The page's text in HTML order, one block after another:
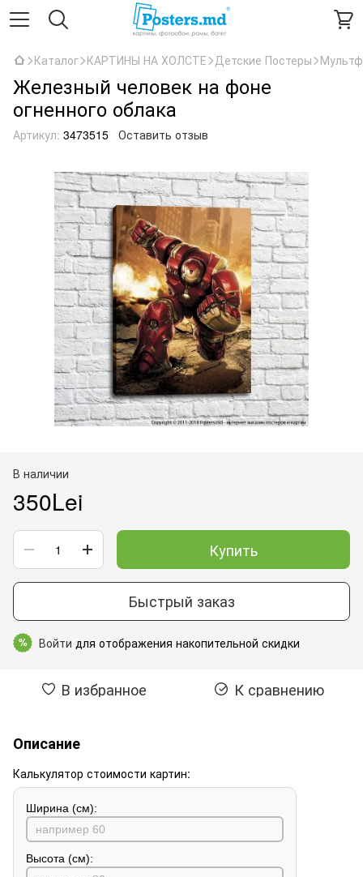
Каталог КАРТИНЫ НА ХОЛСТЕ Детские Постеры
Железный человек на фоне
огненного облака
Артикул: 3473515 Оставить отзыв
В наличии
350Lei
Купить
Быстрый заказ
% Войти для отображения накопительной скидки
В избранное К сравнению
Описание
Калькулятор стоимости картин:
Ширина (см):
Высота (см):